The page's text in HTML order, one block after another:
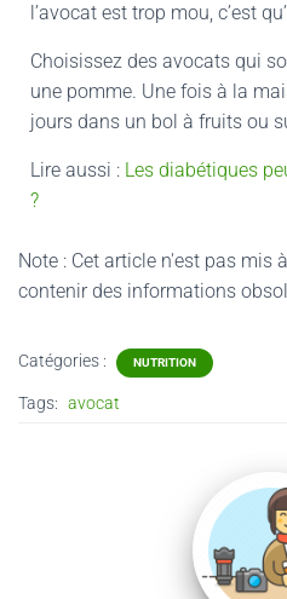
l’avocat est trop mou, c’est
Choisissez des avocats qui
une pomme. Une fois à la
jours dans un bol à fruits ou
Lire aussi : Les diabétiques
?
Note : Cet article n'est pas mis
contenirdes informations
Catégories : NUTRITION
Tags: avocat